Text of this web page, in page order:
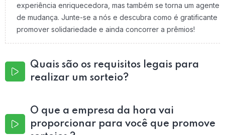
experiência enriquecedora, mas também se torna um agente
de mudança. Junte-se a nós e descubra como é gratificante
promover solidariedade e ainda concorrer a prêmios!
Quais são os requisitos legais para
realizar um sorteio?
O que a empresa da hora vai
proporcionar para você que promove